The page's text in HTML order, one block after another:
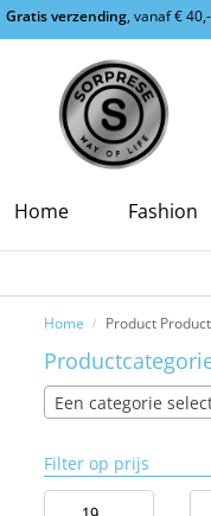
Gratis verzending, vanaf € 40,-
Home Fashion
Home / Product
Filter op prijs